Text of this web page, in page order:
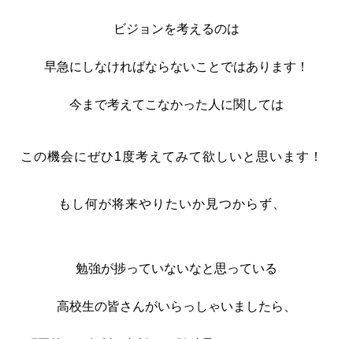
ビジョンを考えるのは
早急にしなければならないことではあります！
今まで考えてこなかった人に関しては
この機会にぜひ1度考えてみて欲しいと思います！
もし何が将来やりたいか見つからず、
勉強が捗っていないなと思っている
高校生の皆さんがいらっしゃいましたら、